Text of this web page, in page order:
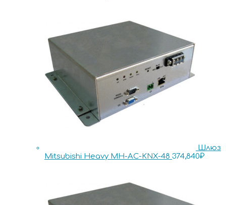
Шлюз
Mitsubishi Heavy MH-AC-KNX-48 374,840₽